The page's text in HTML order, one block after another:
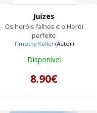
Juízes
Os heróis falhos e o Herói
perfeito
Timothy Keller (Autor)
Disponível
8.90€